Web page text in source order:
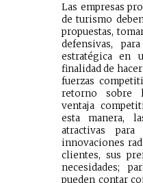
Las empresas
de turismo
propuestas,
defensivas,
estratégica en
finalidad de
fuerzas
retorno sobre
ventaja
esta manera,
atractivas
innovaciones
clientes, sus
necesidades;
pueden contar